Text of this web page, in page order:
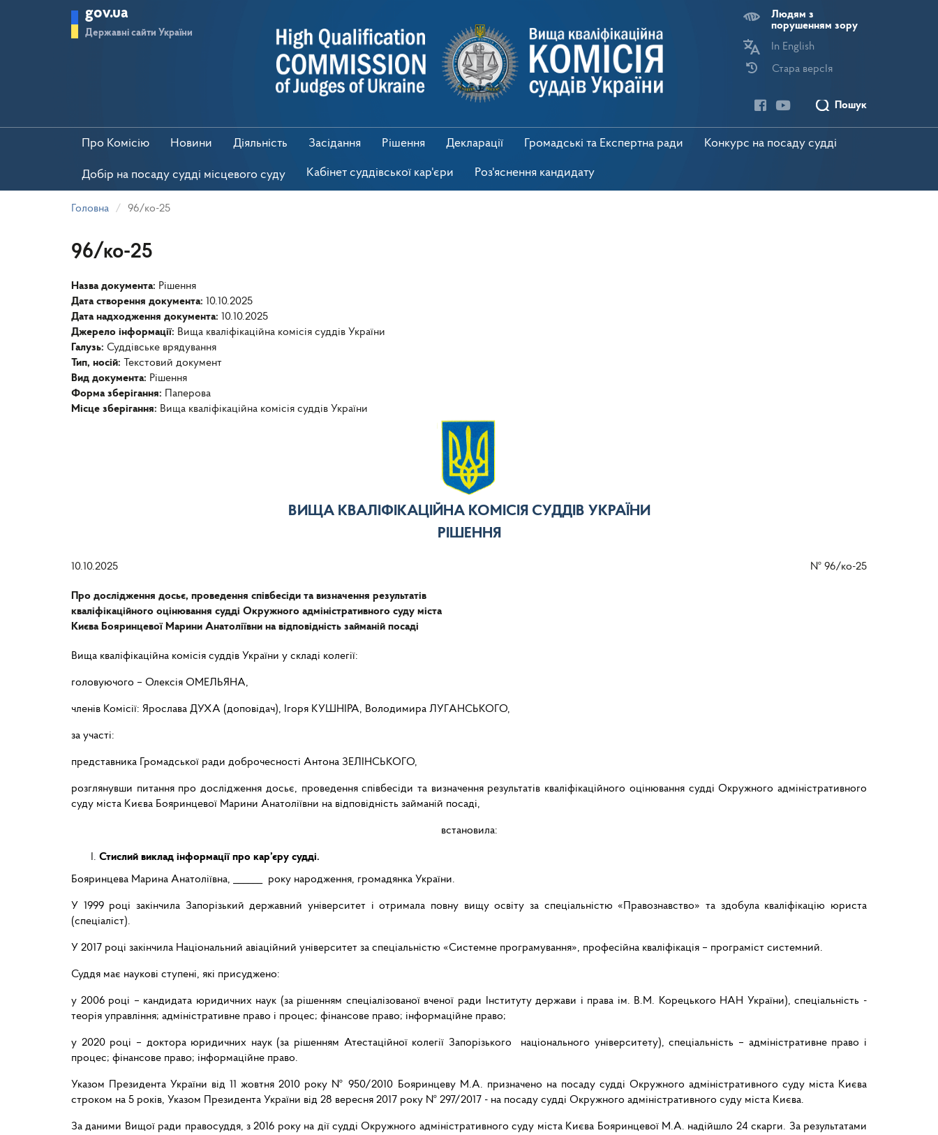
gov.ua
Державні сайти України
Людям з
порушенням зору
In English
Стара версІя
Пошук
Про Комісію Новини Діяльність Засідання Рішення Декларації Громадські та Експертна ради Конкурс на посаду судді
Добір на посаду судді місцевого суду Кабінет суддівської кар'єри Роз'яснення кандидату
Головна 96/ко-25
96/ко-25
Назва документа: Рішення
Дата створення документа: 10.10.2025
Дата надходження документа: 10.10.2025
Джерело інформації: Вища кваліфікаційна комісія суддів України
Галузь: Суддівське врядування
Тип, носій:
Текстовий документ
Вид документа: Рішення
Форма зберігання:
Паперова
Місце зберігання: Вища кваліфікаційна комісія суддів України
ВИЩА КВАЛІФІКАЦІЙНА КОМІСІЯ СУДДІВ УКРАЇНИ
РІШЕННЯ
10.10.2025 № 96/ко-25
Про дослідження досьє, проведення співбесіди та визначення результатів
кваліфікаційного оцінювання судді Окружного адміністративного суду міста
Києва Бояринцевої Марини Анатоліївни на відповідність займаній посаді
Вища кваліфікаційна комісія суддів України у складі колегії:
головуючого – Олексія ОМЕЛЬЯНА,
членів Комісії: Ярослава ДУХА (доповідач), Ігоря КУШНІРА, Володимира ЛУГАНСЬКОГО,
за участі:
представника Громадської ради доброчесності Антона ЗЕЛІНСЬКОГО,
розглянувши питання про дослідження досьє, проведення співбесіди та визначення результатів кваліфікаційного оцінювання судді Окружного адміністративного
суду міста Києва Бояринцевої Марини Анатоліївни на відповідність займаній посаді,
встановила:
Стислий виклад інформації про кар’єру судді.
Бояринцева Марина Анатоліївна, ______ року народження, громадянка України.
У 1999 році закінчила Запорізький державний університет і отримала повну вищу освіту за спеціальністю «Правознавство» та здобула кваліфікацію юриста
(спеціаліст).
У 2017 році закінчила Національний авіаційний університет за спеціальністю «Системне програмування», професійна кваліфікація – програміст системний.
Суддя має наукові ступені, які присуджено:
у 2006 році – кандидата юридичних наук (за рішенням спеціалізованої вченої ради Інституту держави і права ім. В.М. Корецького НАН України), спеціальність -
теорія управління; адміністративне право і процес; фінансове право; інформаційне право;
у 2020 році – доктора юридичних наук (за рішенням Атестаційної колегії Запорізького національного університету), спеціальність – адміністративне право і
процес; фінансове право; інформаційне право.
Указом Президента України від 11 жовтня 2010 року № 950/2010 Бояринцеву М.А. призначено на посаду судді Окружного адміністративного суду міста Києва
строком на 5 років, Указом Президента України від 28 вересня 2017 року № 297/2017 - на посаду судді Окружного адміністративного суду міста Києва.
За даними Вищої ради правосуддя, з 2016 року на дії судді Окружного адміністративного суду міста Києва Бояринцевої М.А. надійшло 24 скарги. За результатами